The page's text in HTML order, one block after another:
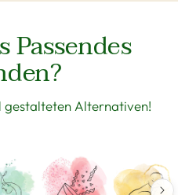
gestalteten Alternativen!